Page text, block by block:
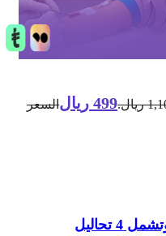
499 ريال السعر